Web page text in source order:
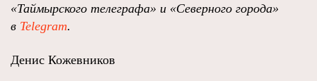
«Таймырского телеграфа» и «Северного города»
в Telegram.
Денис Кожевников